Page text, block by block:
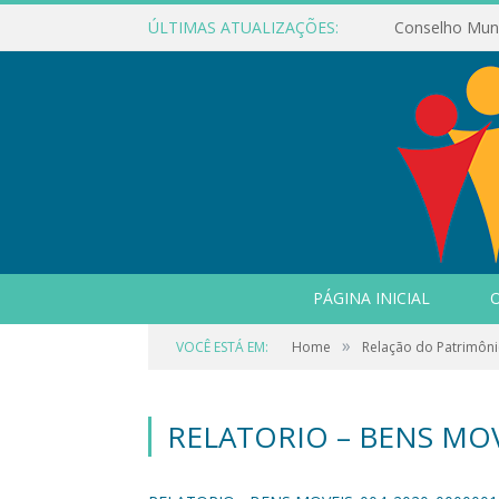
ÚLTIMAS ATUALIZAÇÕES:
PÁGINA INICIAL
VOCÊ ESTÁ EM: Home » Relação do
RELATORIO – BENS